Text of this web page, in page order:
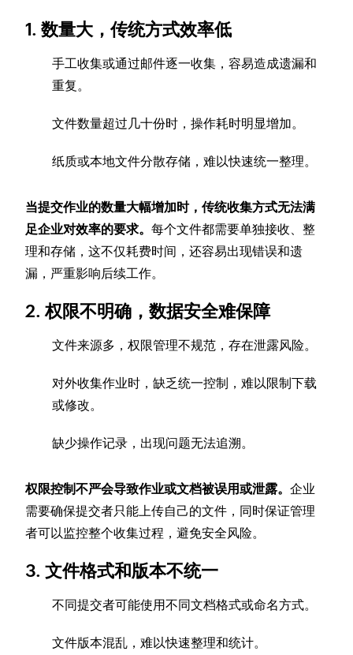
1. 数量大，传统方式效率低
手工收集或通过邮件逐一收集，容易造成遗漏和
重复。
文件数量超过几十份时，操作耗时明显增加。
纸质或本地文件分散存储，难以快速统一整理。
当提交作业的数量大幅增加时，传统收集方式无法满
足企业对效率的要求。每个文件都需要单独接收、整
理和存储，这不仅耗费时间，还容易出现错误和遗
漏，严重影响后续工作。
2. 权限不明确，数据安全难保障
文件来源多，权限管理不规范，存在泄露风险。
对外收集作业时，缺乏统一控制，难以限制下载
或修改。
缺少操作记录，出现问题无法追溯。
权限控制不严会导致作业或文档被误用或泄露。企业
需要确保提交者只能上传自己的文件，同时保证管理
者可以监控整个收集过程，避免安全风险。
3. 文件格式和版本不统一
不同提交者可能使用不同文档格式或命名方式。
文件版本混乱，难以快速整理和统计。